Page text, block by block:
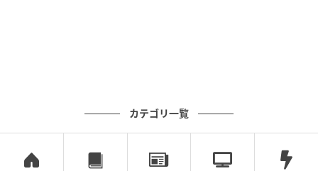
カテゴリ一覧